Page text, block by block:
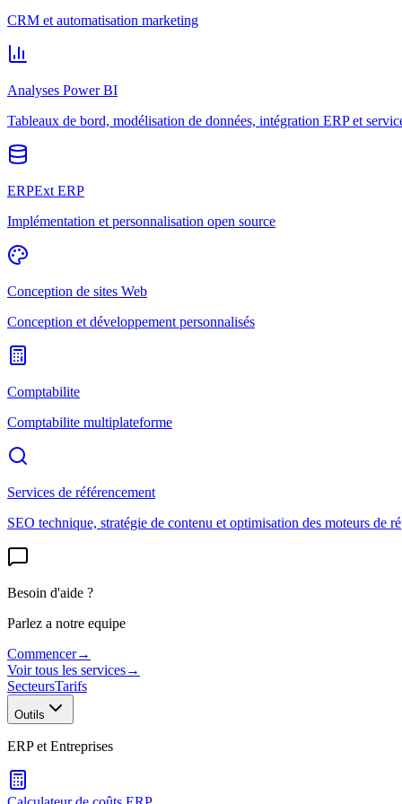
CRM et automatisation marketing
Analyses Power BI
Tableaux de bord, modélisation de données, intégration ERP et
ERPExt ERP
Implémentation et personnalisation open source
Conception de sites Web
Conception et développement personnalisés
Comptabilite
Comptabilite multiplateforme
Services de référencement
SEO technique, stratégie de contenu et optimisation des moteurs de
Besoin d'aide ?
Parlez a notre equipe
Commencer→
Voir tous les services→
SecteursTarifs
Outils
ERP et Entreprises